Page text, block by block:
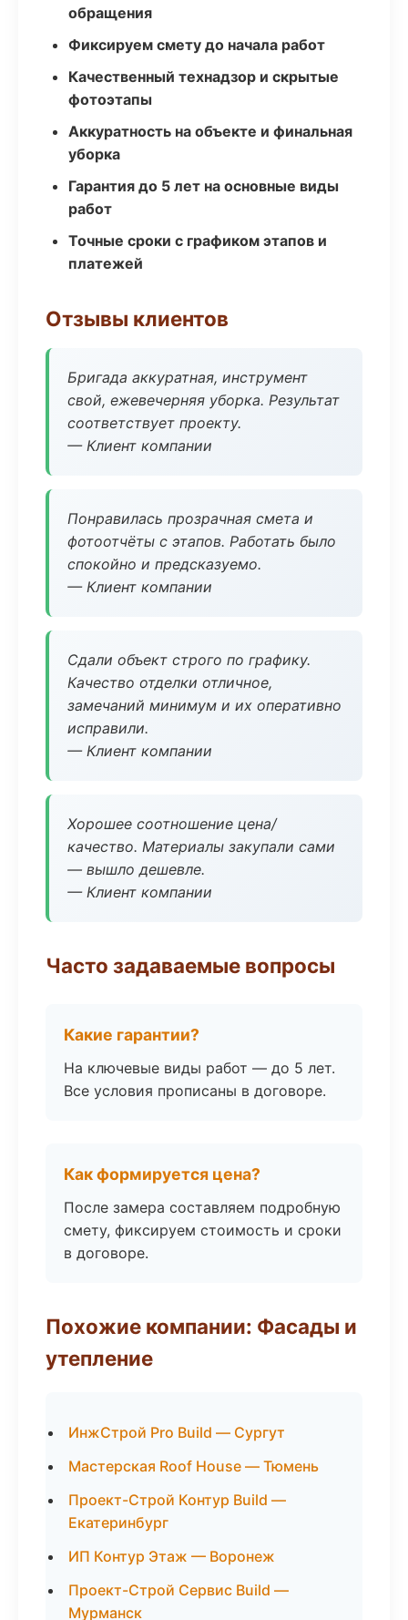
обращения
Фиксируем смету до начала работ
Качественный технадзор и скрытые
фотоэтапы
Аккуратность на объекте и финальная
уборка
Гарантия до 5 лет на основные виды
работ
Точные сроки с графиком этапов и
платежей
Отзывы клиентов
Бригада аккуратная, инструмент
свой, ежевечерняя уборка. Результат
соответствует проекту.
— Клиент компании
Понравилась прозрачная смета и
фотоотчёты с этапов. Работать было
спокойно и предсказуемо.
— Клиент компании
Сдали объект строго по графику.
Качество отделки отличное,
замечаний минимум и их оперативно
исправили.
— Клиент компании
Хорошее соотношение цена/
качество. Материалы закупали сами
— вышло дешевле.
— Клиент компании
Часто задаваемые вопросы
Какие гарантии?
На ключевые виды работ — до 5 лет.
Все условия прописаны в договоре.
Как формируется цена?
После замера составляем подробную
смету, фиксируем стоимость и сроки
в договоре.
Похожие компании: Фасады и
утепление
ИнжСтрой Pro Build — Сургут
Мастерская Roof House — Тюмень
Проект-Строй Контур Build —
Екатеринбург
ИП Контур Этаж — Воронеж
Проект-Строй Сервис Build —
Мурманск